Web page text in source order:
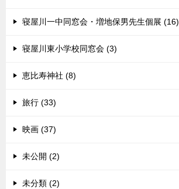
寝屋川一中同窓会・増地保男先生個展 (16)
寝屋川東小学校同窓会 (3)
恵比寿神社 (8)
旅行 (33)
映画 (37)
未公開 (2)
未分類 (2)